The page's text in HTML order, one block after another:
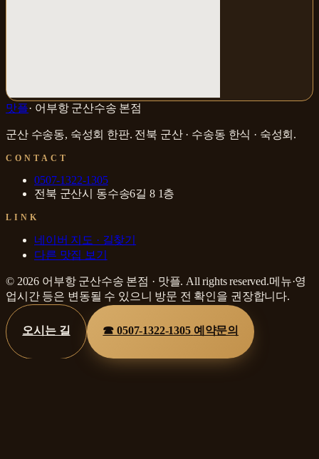
맛플· 어부항 군산수송 본점
군산 수송동, 숙성회 한판. 전북 군산 · 수송동 한식 · 숙성회 .
CONTACT
0507-1322-1305
전북 군산시 동수송6길 8 1층
LINK
네이버 지도 · 길찾기
다른 맛집 보기
© 2026 어부항 군산수송 본점 · 맛플. All rights reserved.메뉴·영
업시간 등은 변동될 수 있으니 방문 전 확인을 권장합니다.
오시는 길 ☎0507-1322-1305 예약문의